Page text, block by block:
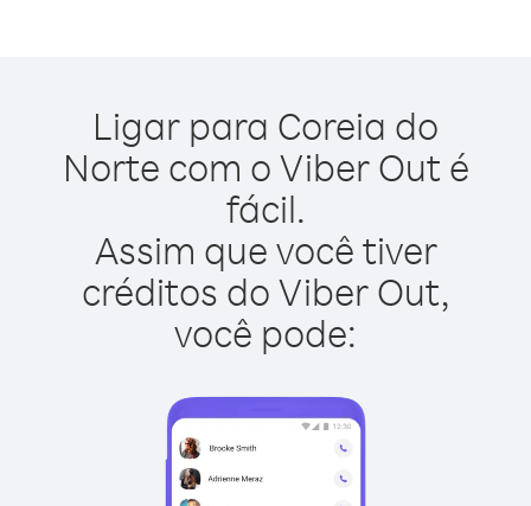
Ligar para Coreia do
Norte com o Viber Out é
fácil.
Assim que você tiver
créditos do Viber Out,
você pode: